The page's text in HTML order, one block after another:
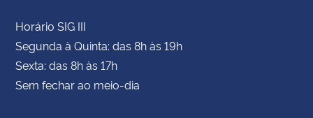
Horário SIG III
Segunda à Quinta: das 8h às 19h
Sexta: das 8h às 17h
Sem fechar ao meio-dia